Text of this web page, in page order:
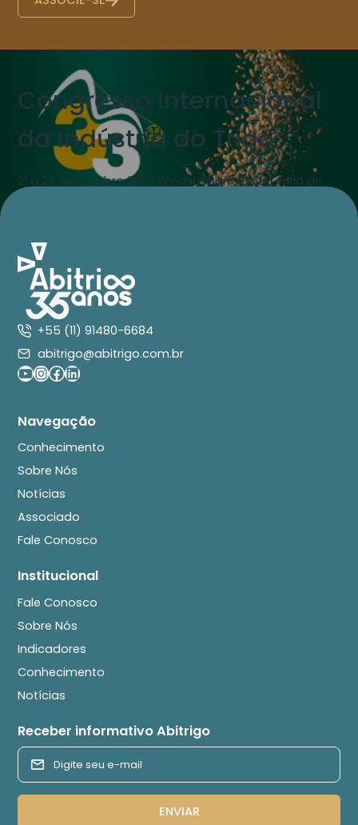
Congresso Internacional
da Indústria do Trigo
21 a 23 de outubro 2026 Windsor Barra Hotel – Rio de
SAIBA MAIS
+55 (11) 91480-6684
abitrigo@abitrigo.com.br
Youtube
Instagram
Facebook
LinkedIn
Navegação
Conhecimento
Sobre Nós
Notícias
Associado
Fale Conosco
Institucional
Fale Conosco
Sobre Nós
Indicadores
Conhecimento
Notícias
Receber informativo Abitrigo